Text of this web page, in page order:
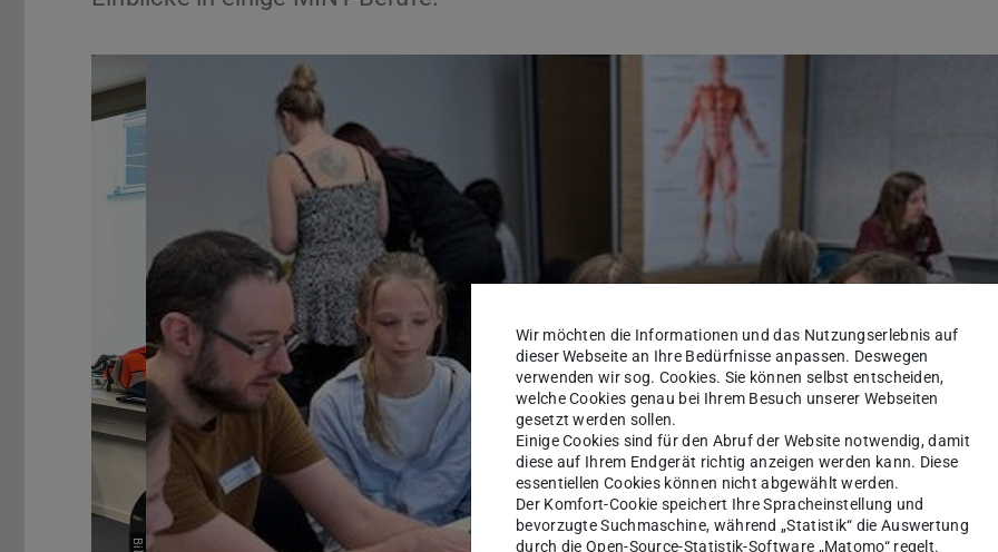
Zurück
Wir möchten die Informationen und das Nutzungserlebnis auf
dieser Webseite an Ihre Bedürfnisse anpassen. Deswegen
verwenden wir sog. Cookies. Sie können selbst entscheiden,
welche Cookies genau bei Ihrem Besuch unserer Webseiten
gesetzt werden sollen.
Einige Cookies sind für den Abruf der Website notwendig, damit
diese auf Ihrem Endgerät richtig anzeigen werden kann. Diese
essentiellen Cookies können nicht abgewählt werden.
Der Komfort-Cookie speichert Ihre Spracheinstellung und
bevorzugte Suchmaschine, während „Statistik“ die Auswertung
durch die Open-Source-Statistik-Software „Matomo“ regelt.